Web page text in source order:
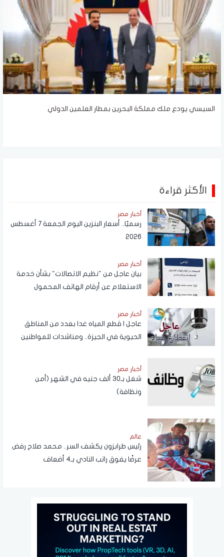
السيسي يودع ملك مملكة البحرين بمطار العلمين الدولي
الأكثر قراءة
أخبار مصر
رسميًا.. أسعار البنزين اليوم الجمعة 7 أغسطس
2026
أخبار مصر
بيان عاجل من "نظيم الاتصالات" بشأن خدمة
الاستعلام عن أرقام الهاتف المحمول
NTRA
أخبار مصر
عاجل | قطع المياه غدا بعدد من المناطق
الحيوية في الجيزة.. ومناشدات للمواطنين
أخبار مصر
شغل بـ30 ألف جنيه في الشهر (أمن
ونظافة)
عالم
رئيس طرابزون يكشف السر.. محمد صلاح رفض
عرضًا يفوق راتب النادي بـ4 أضعاف